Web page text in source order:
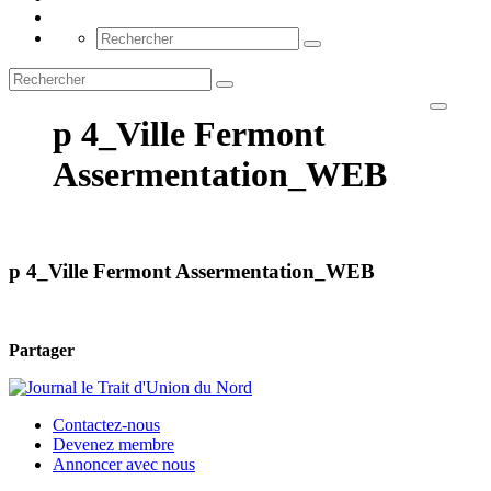
p 4_Ville Fermont
Assermentation_WEB
p 4_Ville Fermont Assermentation_WEB
Partager
Contactez-nous
Devenez membre
Annoncer avec nous